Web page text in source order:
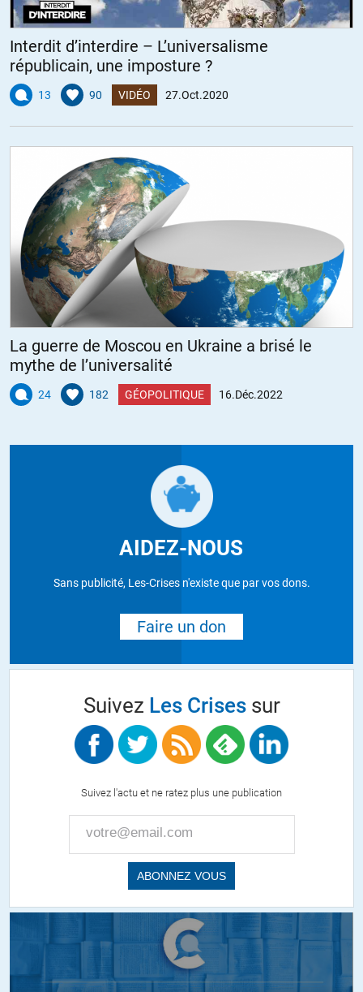
Interdit d’interdire – L’universalisme
républicain, une imposture ?
13 90 VIDÉO 27.Oct.2020
La guerre de Moscou en Ukraine a brisé le
mythe de l’universalité
24 182 GÉOPOLITIQUE 16.Déc.2022
AIDEZ-NOUS
Sans publicité, Les-Crises n'existe que par vos dons.
Faire un don
Suivez Les Crisessur
Suivez l'actu et ne ratez plus une publication